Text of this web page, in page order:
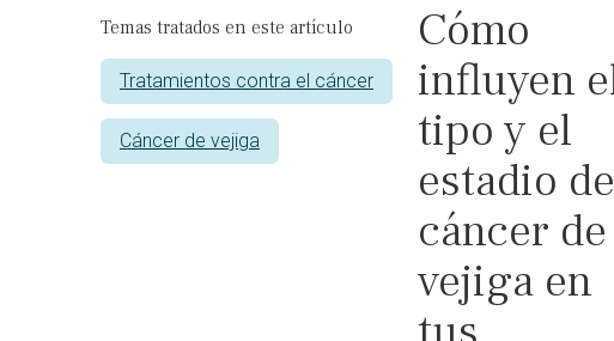
Temas tratados en este artículo
Tratamientos contra el cáncer
Cáncer de vejiga
Cómo
influyen
tipo y el
estadio
cáncer de
vejiga en